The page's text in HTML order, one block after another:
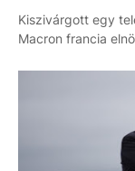
Kiszivárgott egy
Macron francia